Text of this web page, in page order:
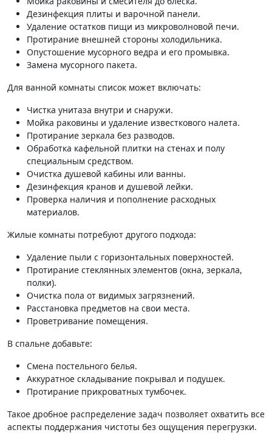
Дезинфекция плиты и варочной панели.
Удаление остатков пищи из микроволновой печи.
Протирание внешней стороны холодильника.
Опустошение мусорного ведра и его промывка.
Замена мусорного пакета.
Для ванной комнаты список может включать:
Чистка унитаза внутри и снаружи.
Мойка раковины и удаление известкового налета.
Протирание зеркала без разводов.
Обработка кафельной плитки на стенах и полу
специальным средством.
Очистка душевой кабины или ванны.
Дезинфекция кранов и душевой лейки.
Проверка наличия и пополнение расходных
материалов.
Жилые комнаты потребуют другого подхода:
Удаление пыли с горизонтальных поверхностей.
Протирание стеклянных элементов (окна, зеркала,
полки).
Очистка пола от видимых загрязнений.
Расстановка предметов на свои места.
Проветривание помещения.
В спальне добавьте:
Смена постельного белья.
Аккуратное складывание покрывал и подушек.
Протирание прикроватных тумбочек.
Такое дробное распределение задач позволяет охватить все
аспекты поддержания чистоты без ощущения перегрузки.